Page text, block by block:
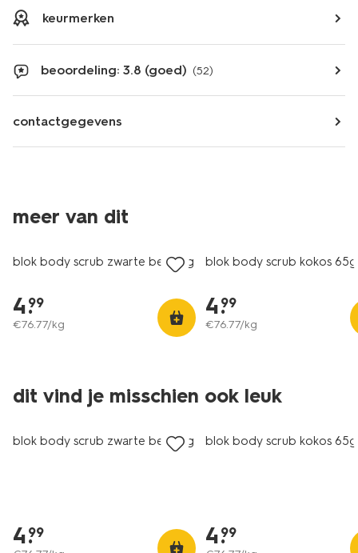
keurmerken
beoordeling: 3.8 (goed) (52)
contactgegevens
meer van dit
vegan
blok body scrub zwarte bes 65g
4.
99
€76.77/kg
blok body scrub kokos 65g
4.
99
€76.77/kg
dit vind je misschien ook leuk
vegan
blok body scrub zwarte bes 65g
4.
99
vegan
blok body scrub kokos 65g
4.
99